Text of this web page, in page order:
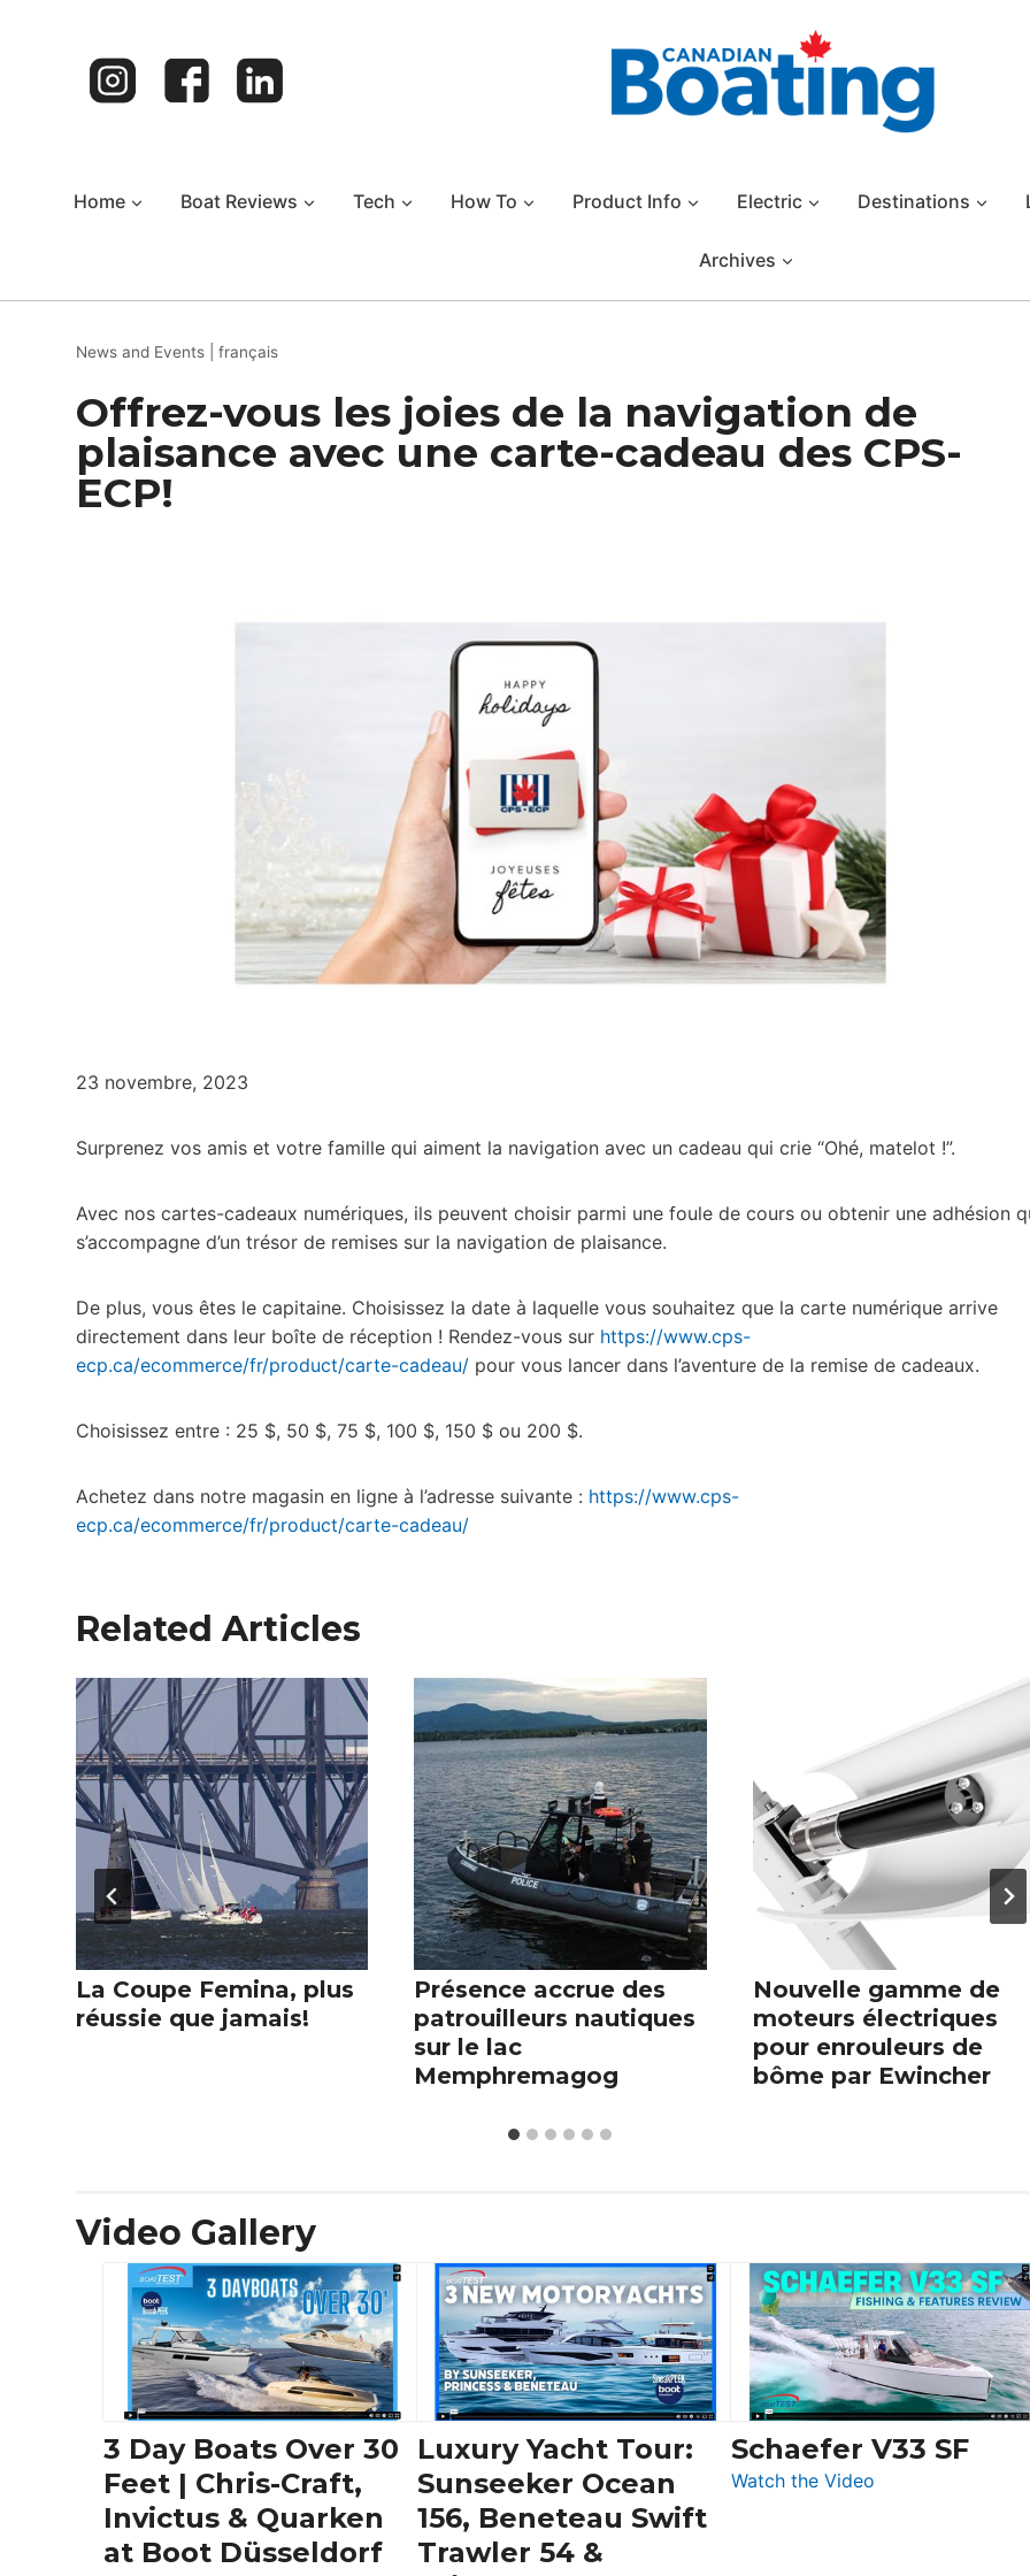
Home Boat Reviews Tech How To Product Info Electric Destinations
Archives
News and Events français
Offrez-vous les joies de la navigation de
plaisance avec une carte-cadeau des CPS-
ECP!
23 novembre, 2023
Surprenez vos amis et votre famille qui aiment la navigation avec un cadeau qui crie “Ohé, matelot !”.
Avec nos cartes-cadeaux numériques, ils peuvent choisir parmi une foule de cours ou obtenir une adhésion
s’accompagne d’un trésor de remises sur la navigation de plaisance.
De plus, vous êtes le capitaine. Choisissez la date à laquelle vous souhaitez que la carte numérique arrive
directement dans leur boîte de réception ! Rendez-vous sur https://www.cps-
ecp.ca/ecommerce/fr/product/carte-cadeau/ pour vous lancer dans l’aventure de la remise de cadeaux.
Choisissez entre : 25 $, 50 $, 75 $, 100 $, 150 $ ou 200 $.
Achetez dans notre magasin en ligne à l’adresse suivante : https://www.cps-
ecp.ca/ecommerce/fr/product/carte-cadeau/
Related Articles
La Coupe Femina, plus
réussie que jamais!
Présence accrue des
patrouilleurs nautiques
sur le lac
Memphremagog
Nouvelle gamme de
moteurs électriques
pour enrouleurs de
bôme par Ewincher
Video Gallery
3 Day Boats Over 30
Feet | Chris-Craft,
Invictus & Quarken
at Boot Düsseldorf
Luxury Yacht Tour:
Sunseeker Ocean
156, Beneteau Swift
Trawler 54 &
Schaefer V33 SF
Watch the Video: